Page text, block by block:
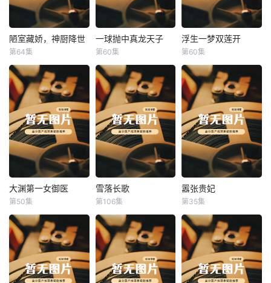
陋室藏娇，神厨降世
陋室藏娇，神厨降世
第64集
一球抛中真龙天子
一球抛中真龙天子
第60集
浮生一梦双莲开
浮生一梦双莲开
第60集
大渊第一女御医
大渊第一女御医
第50集
雪落长歌
雪落长歌
第106集
嚣张贵妃
嚣张贵妃
第35集